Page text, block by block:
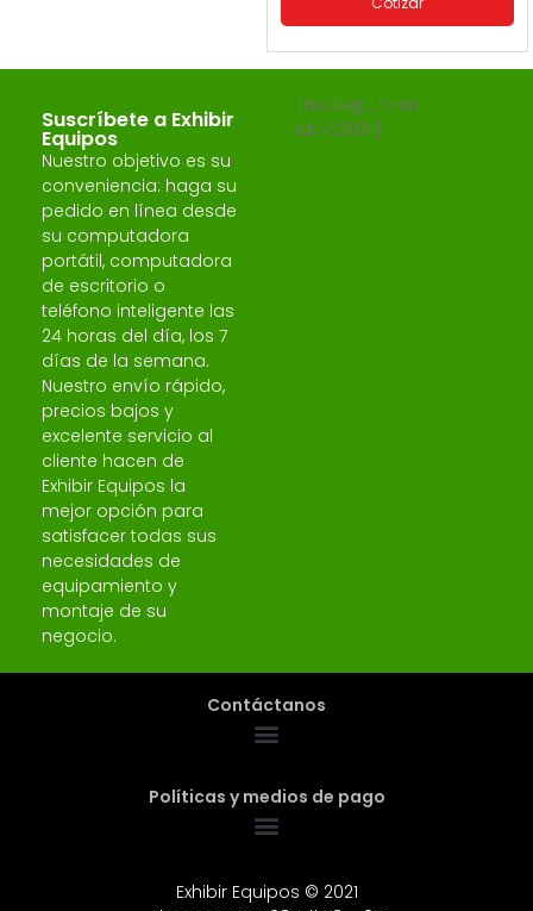
Suscríbete a Exhibir
Equipos
Nuestro objetivo es su
conveniencia: haga su
pedido en línea desde
su computadora
portátil, computadora
de escritorio o
teléfono inteligente las
24 horas del día, los 7
días de la semana.
Nuestro envío rápido,
precios bajos y
excelente servicio al
cliente hacen de
Exhibir Equipos la
mejor opción para
satisfacer todas sus
necesidades de
equipamiento y
montaje de su
negocio.
[mc4wp_form
id=»2383″]
Contáctanos
Políticas y medios de pago
Exhibir Equipos © 2021